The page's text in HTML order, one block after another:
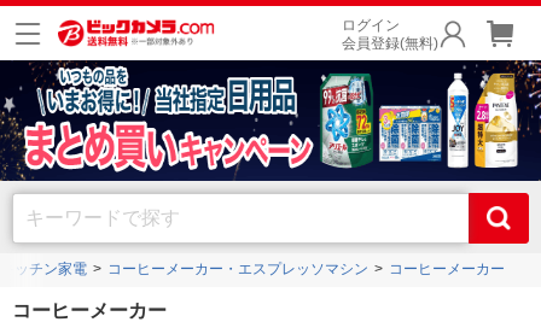
ログイン
会員登録(無料)
キッチン家電 コーヒーメーカー・エスプレッソマシン コーヒーメーカー
コーヒーメーカー